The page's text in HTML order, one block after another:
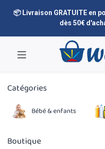
📦 Livraison GRATUITE en
dès 50€
Catégories
Bébé & enfants
Boutique